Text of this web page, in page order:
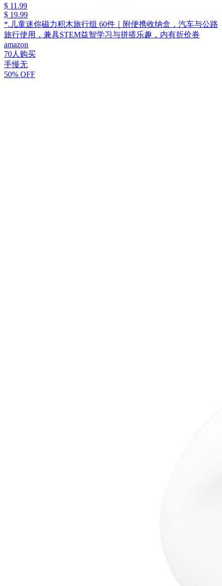
$ 11.99
$ 19.99
*.儿童迷你磁力积木旅行组 60件｜附便携收纳盒，汽车与公路
旅行使用，兼具STEM益智学习与拼搭乐趣，内有折价券
amazon
70人购买
手慢无
50% OFF